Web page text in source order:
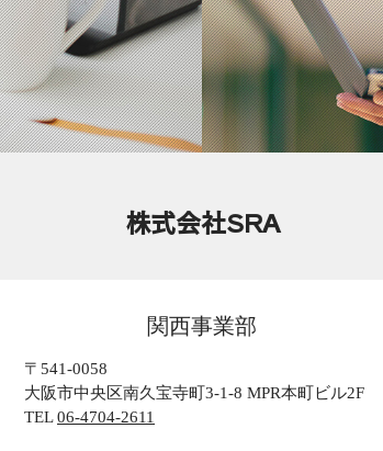
株式会社SRA
関西事業部
〒541-0058
大阪市中央区南久宝寺町3-1-8 MPR本町ビル2F
TEL06-4704-2611